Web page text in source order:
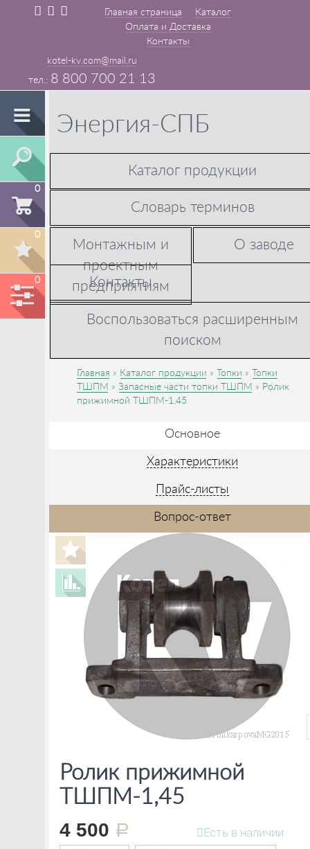
Главная страница
Каталог
Оплата и Доставка
Контакты
kotel-kv.com@mail.ru
8 800 700 21 13
0
0
0
Энергия-СПБ
Каталог продукции
Словарь терминов
Монтажным и
проектным
предприятиям
О заводе
Контакты
Воспользоваться расширенным
поиском
Главная Каталог продукции Топки
Топки
ТШПМ
Запасные части топки ТШПМ
Ролик
прижимной ТШПМ-1,45
Основное
Характеристики
Прайс-листы
Вопрос-ответ
Ролик прижимной
ТШПМ-1,45
4 500 руб. Есть в наличии